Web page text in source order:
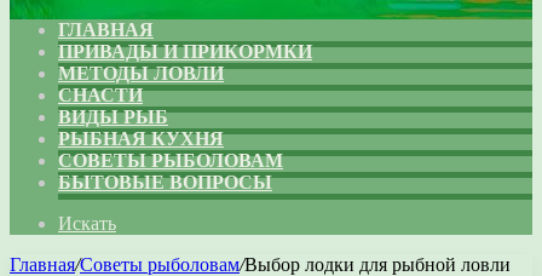
ГЛАВНАЯ
ПРИВАДЫ И ПРИКОРМКИ
МЕТОДЫ ЛОВЛИ
СНАСТИ
ВИДЫ РЫБ
РЫБНАЯ КУХНЯ
СОВЕТЫ РЫБОЛОВАМ
БЫТОВЫЕ ВОПРОСЫ
Искать
Главная/Советы рыболовам/Выбор лодки для рыбной ловли